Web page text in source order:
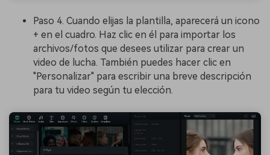
Paso 4. Cuando elijas la plantilla, aparecerá un icono
+ en el cuadro. Haz clic en él para importar los
archivos/fotos que desees utilizar para crear un
video de lucha. También puedes hacer clic en
"Personalizar" para escribir una breve descripción
para tu video según tu elección.